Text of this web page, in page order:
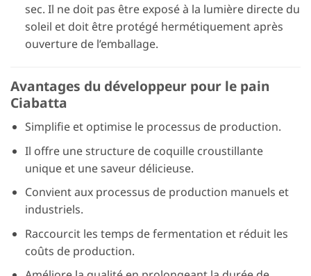
sec. Il ne doit pas être exposé à la lumière directe du
soleil et doit être protégé hermétiquement après
ouverture de l’emballage.
Avantages du développeur pour le pain
Ciabatta
Simplifie et optimise le processus de production.
Il offre une structure de coquille croustillante
unique et une saveur délicieuse.
Convient aux processus de production manuels et
industriels.
Raccourcit les temps de fermentation et réduit les
coûts de production.